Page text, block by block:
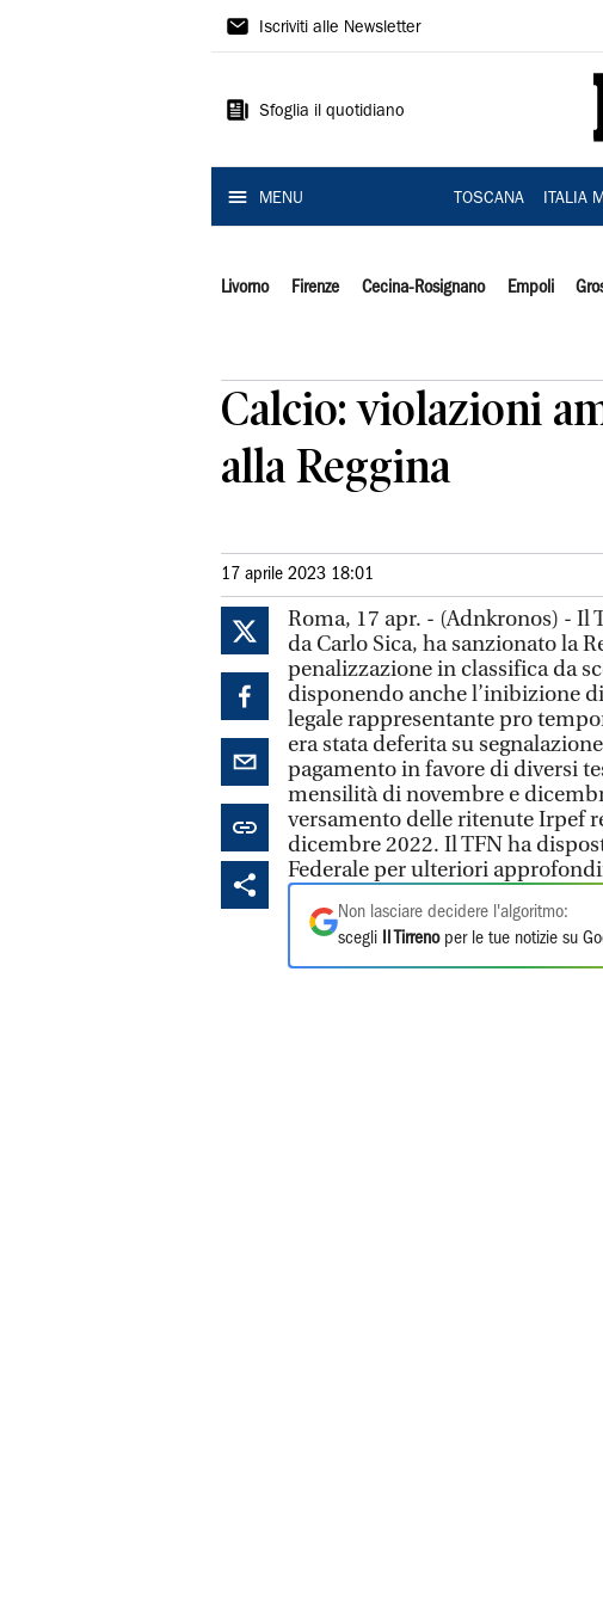
Il
Iscriviti alle Newsletter
Sfoglia il quotidiano
MENU TOSCANA ITALIA
Livorno Firenze Cecina-Rosignano Empoli
Calcio: violazioni
alla Reggina
17 aprile 2023 18:01
Roma, 17 apr. - (Adnkronos) - Il
da Carlo Sica, ha sanzionato la
penalizzazione in classifica da
disponendo anche l’inibizione
legale rappresentante pro
era stata deferita su
pagamento in favore di diversi
mensilità di novembre e
versamento delle ritenute Irpef
dicembre 2022. Il TFN ha
Federale per ulteriori
Non lasciare decidere l'algoritmo:
scegli
Il Tirrenoper le tue notizie su